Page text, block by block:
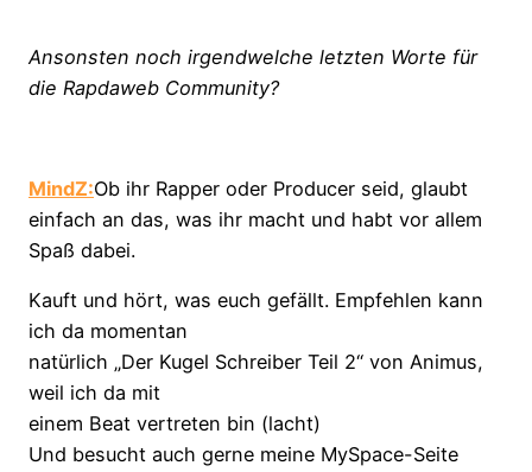
Ansonsten noch irgendwelche letzten Worte für
die Rapdaweb Community?
MindZ:Ob ihr Rapper oder Producer seid, glaubt
einfach an das, was ihr macht und habt vor allem
Spaß dabei.
Kauft und hört, was euch gefällt. Empfehlen kann
ich da momentan
natürlich „Der Kugel Schreiber Teil 2“ von Animus,
weil ich da mit
einem Beat vertreten bin (lacht)
Und besucht auch gerne meine MySpace-Seite